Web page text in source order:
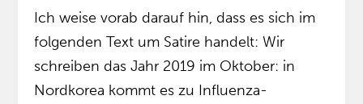
Ich weise vorab darauf hin, dass es sich im
folgenden Text um Satire handelt: Wir
schreiben das Jahr 2019 im Oktober: in
Nordkorea kommt es zu Influenza-